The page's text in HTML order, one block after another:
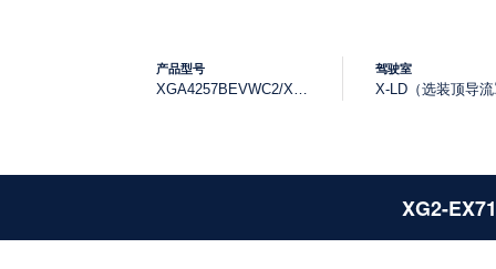
产品型号 驾驶室
X-LD（选装顶导
XG2-